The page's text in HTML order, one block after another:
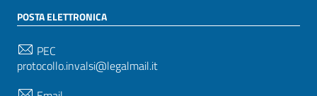
POSTA ELETTRONICA
PEC
protocollo.invalsi@legalmail.it